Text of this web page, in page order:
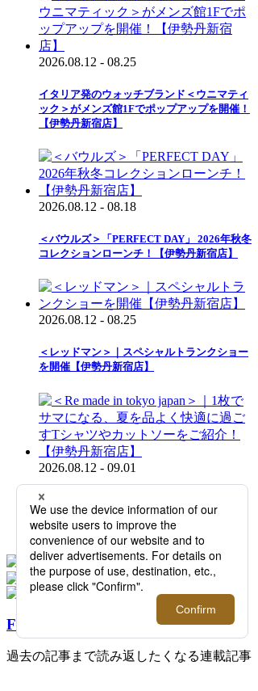
2026.08.12 - 08.25
イタリア発のウォッチブランド＜ウニマティ
ック＞がメンズ館1Fでポップアップを開催！
【伊勢丹新宿店】
2026.08.12 - 08.18
＜バウルズ＞「PERFECT DAY」 2026年秋冬
コレクションローンチ！【伊勢丹新宿店】
2026.08.12 - 08.25
＜レッドマン＞｜スペシャルトランクショー
を開催【伊勢丹新宿店】
2026.08.12 - 09.01
＜Re made in tokyo japan＞｜1枚でサマにな
る、夏を品よく快適に過ごすTシャツやカッ
トソーをご紹介！【伊勢丹新宿店】
FEATURE
過去の記事まで読み返したくなる連載記事